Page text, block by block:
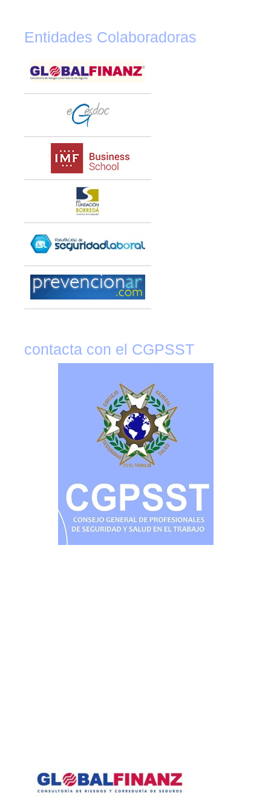
Entidades Colaboradoras
contacta con el CGPSST